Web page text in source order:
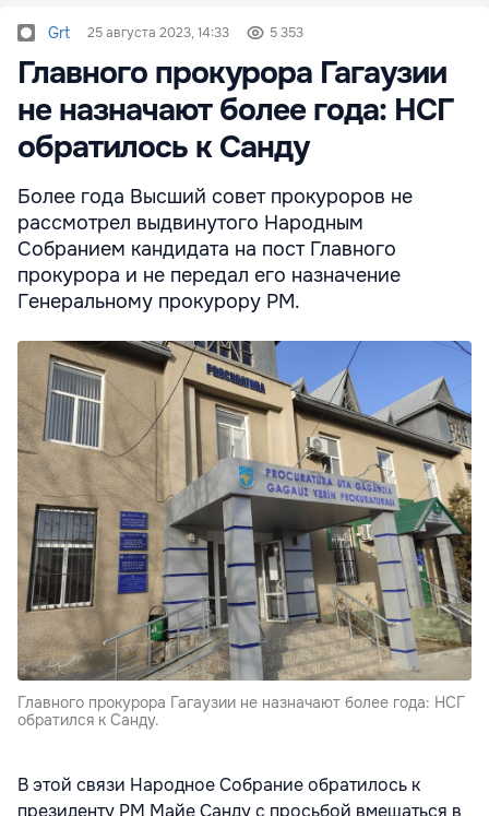
Grt 25 августа 2023, 14:33 5 353
Главного прокурора Гагаузии
не назначают более года: НСГ
обратилось к Санду
Более года Высший совет прокуроров не
рассмотрел выдвинутого Народным
Собранием кандидата на пост Главного
прокурора и не передал его назначение
Генеральному прокурору РМ.
Главного прокурора Гагаузии не назначают более года: НСГ
обратился к Санду.
В этой связи Народное Собрание обратилось к
президенту РМ Майе Санду с просьбой вмешаться в